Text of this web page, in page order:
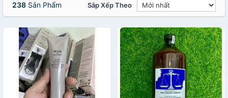
238 Sản Phẩm Sắp Xếp Theo